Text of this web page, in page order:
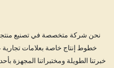
نحن شركة متخصصة في تصنيع
خطوط إنتاج خاصة بعلامات تجارية
خبرتنا الطويلة ومختبراتنا المجهزة